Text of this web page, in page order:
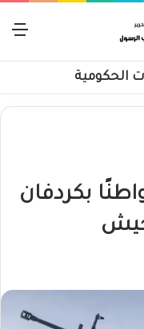
الحكومية
تعتقل 30 مواطنًا بكردفان